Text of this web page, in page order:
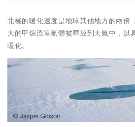
北極的暖化速度是地球其他地方的兩倍
大的甲烷溫室氣體被釋放到大氣中，以
暖化。